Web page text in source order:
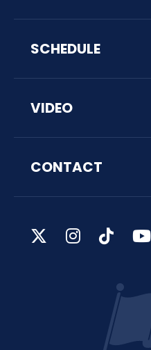
SCHEDULE
VIDEO
CONTACT